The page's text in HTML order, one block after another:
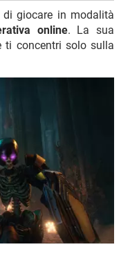
di giocare in modalità
online. La sua
ti concentri solo sulla